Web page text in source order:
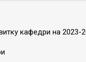
кафедри на 2023-